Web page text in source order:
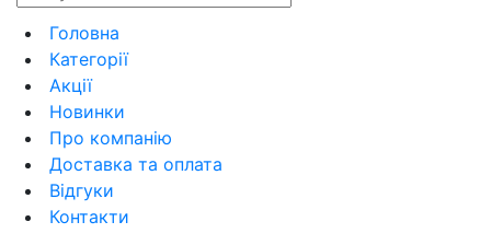
Головна
Категорії
Акції
Новинки
Про компанію
Доставка та оплата
Відгуки
Контакти